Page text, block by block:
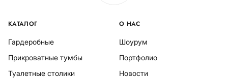
КАТАЛОГ
Гардеробные
Прикроватные тумбы
Туалетные столики
О НАС
Шоурум
Портфолио
Новости